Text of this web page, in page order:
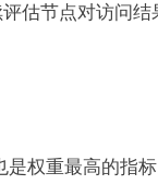
估节点对访问结
权重最高的指标